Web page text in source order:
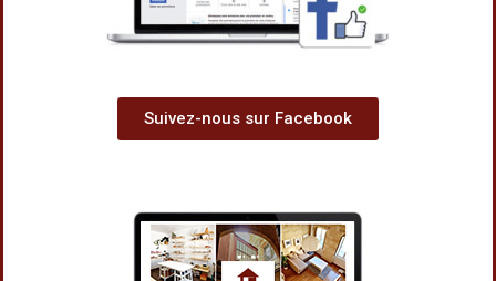
Suivez-nous sur Facebook